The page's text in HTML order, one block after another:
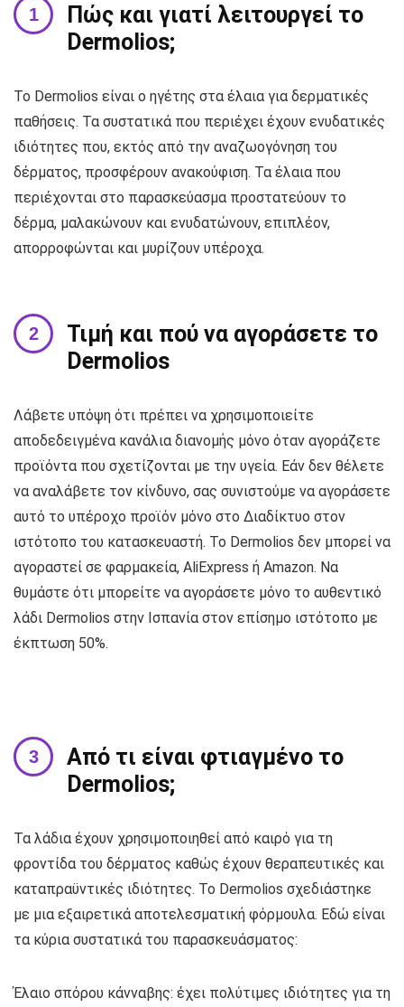
Πώς και γιατί λειτουργεί το
Dermolios;
Το Dermolios είναι ο ηγέτης στα έλαια για δερματικές
παθήσεις. Τα συστατικά που περιέχει έχουν ενυδατικές
ιδιότητες που, εκτός από την αναζωογόνηση του
δέρματος, προσφέρουν ανακούφιση. Τα έλαια που
περιέχονται στο παρασκεύασμα προστατεύουν το
δέρμα, μαλακώνουν και ενυδατώνουν, επιπλέον,
απορροφώνται και μυρίζουν υπέροχα.
Τιμή και πού να αγοράσετε το
Dermolios
Λάβετε υπόψη ότι πρέπει να χρησιμοποιείτε
αποδεδειγμένα κανάλια διανομής μόνο όταν αγοράζετε
προϊόντα που σχετίζονται με την υγεία. Εάν δεν θέλετε
να αναλάβετε τον κίνδυνο, σας συνιστούμε να αγοράσετε
αυτό το υπέροχο προϊόν μόνο στο Διαδίκτυο στον
ιστότοπο του κατασκευαστή. Το Dermolios δεν μπορεί να
αγοραστεί σε φαρμακεία, AliExpress ή Amazon. Να
θυμάστε ότι μπορείτε να αγοράσετε μόνο το αυθεντικό
λάδι Dermolios στην Ισπανία στον επίσημο ιστότοπο με
έκπτωση 50%.
Από τι είναι φτιαγμένο το
Dermolios;
Τα λάδια έχουν χρησιμοποιηθεί από καιρό για τη
φροντίδα του δέρματος καθώς έχουν θεραπευτικές και
καταπραϋντικές ιδιότητες. Το Dermolios σχεδιάστηκε
με μια εξαιρετικά αποτελεσματική φόρμουλα. Εδώ είναι
τα κύρια συστατικά του παρασκευάσματος:
Έλαιο σπόρου κάνναβης: έχει πολύτιμες ιδιότητες για τη